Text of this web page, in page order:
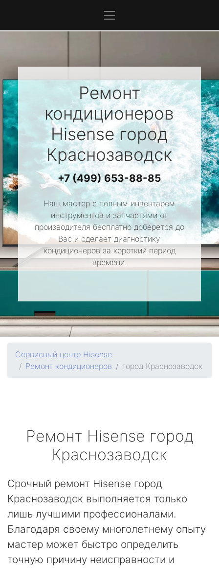
Ремонт
кондиционеров
Hisenseгород
Краснозаводск
+7 (499) 653-88-85
Наш мастер с полным инвентарем
инструментов и запчастями от
производителя бесплатно доберется до
Вас и сделает диагностику
кондиционеров за короткий период
времени.
Сервисный центр Hisense
Ремонт кондиционеров
город Краснозаводск
Ремонт Hisense город
Краснозаводск
Срочный ремонт Hisense город
Краснозаводск выполняется только
лишь лучшими профессионалами.
Благодаря своему многолетнему опыту
мастер может быстро определить
точную причину неисправности и